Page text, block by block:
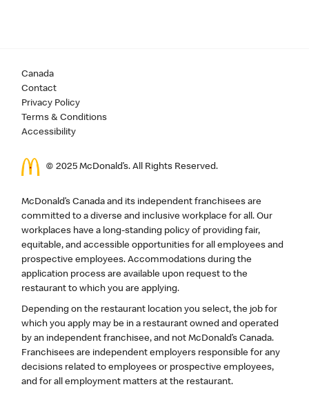
Canada
Contact
Privacy Policy
Terms & Conditions
Accessibility
© 2025 McDonald’s. All Rights Reserved.
McDonald’s Canada and its independent franchisees are
committed to a diverse and inclusive workplace for all. Our
workplaces have a long-standing policy of providing fair,
equitable, and accessible opportunities for all employees and
prospective employees. Accommodations during the
application process are available upon request to the
restaurant to which you are applying.
Depending on the restaurant location you select, the job for
which you apply may be in a restaurant owned and operated
by an independent franchisee, and not McDonald’s Canada.
Franchisees are independent employers responsible for any
decisions related to employees or prospective employees,
and for all employment matters at the restaurant.